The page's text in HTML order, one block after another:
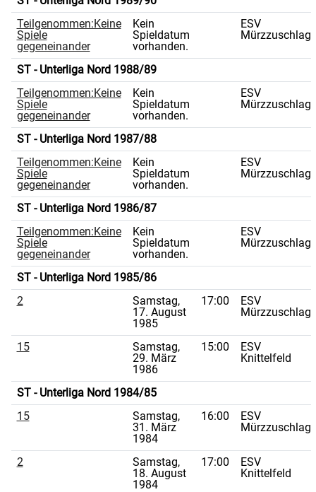
Teilgenommen:Keine
Spiele
gegeneinander
Kein
Spieldatum
vorhanden.
ESV
Mürzzuschlag
ST - Unterliga Nord 1988/89
Teilgenommen:Keine
Spiele
gegeneinander
Kein
Spieldatum
vorhanden.
ESV
Mürzzuschlag
ST - Unterliga Nord 1987/88
Teilgenommen:Keine
Spiele
gegeneinander
Kein
Spieldatum
vorhanden.
ESV
Mürzzuschlag
ST - Unterliga Nord 1986/87
Teilgenommen:Keine
Spiele
gegeneinander
Kein
Spieldatum
vorhanden.
ESV
Mürzzuschlag
ST - Unterliga Nord 1985/86
2
Samstag,
17. August
1985
17:00
ESV
Mürzzuschlag
15
Samstag,
29. März
1986
15:00
ESV
Knittelfeld
ST - Unterliga Nord 1984/85
15
Samstag,
31. März
1984
16:00
ESV
Mürzzuschlag
2
Samstag,
18. August
1984
17:00
ESV
Knittelfeld